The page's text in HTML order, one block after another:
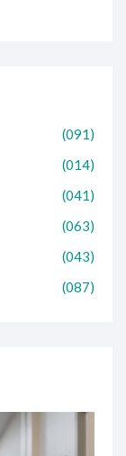
(091)
(014)
(041)
(063)
(043)
(087)